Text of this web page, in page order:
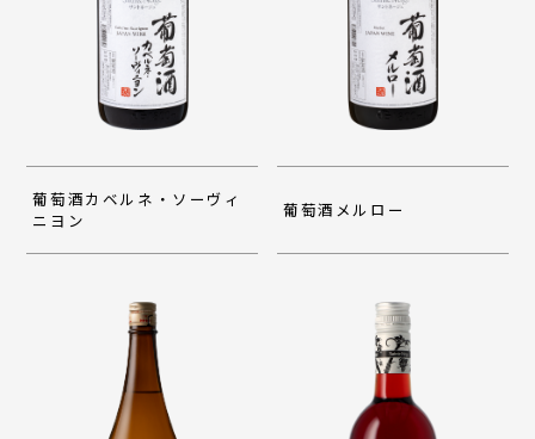
葡萄酒カベルネ・ソーヴィ
ニヨン
葡萄酒メルロー